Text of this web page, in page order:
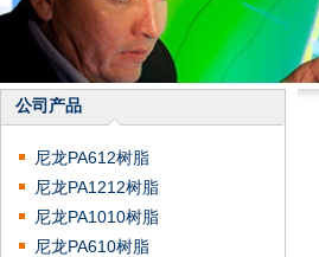
公司产品
尼龙PA612树脂
尼龙PA1212树脂
尼龙PA1010树脂
尼龙PA610树脂